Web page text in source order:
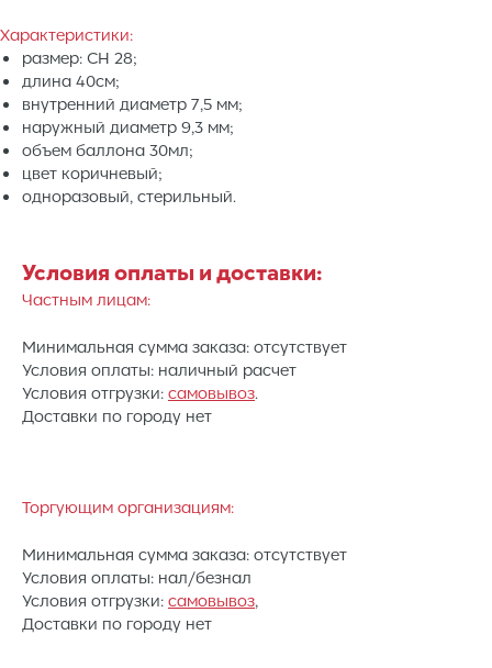
Характеристики:
размер: CH 28;
длина 40см;
внутренний диаметр 7,5 мм;
наружный диаметр 9,3 мм;
объем баллона 30мл;
цвет коричневый;
одноразовый, стерильный.
Условия оплаты и доставки:
Частным лицам:
Минимальная сумма заказа: отсутствует
Условия оплаты: наличный расчет
Условия отгрузки: самовывоз.
Доставки по городу нет
Торгующим организациям:
Минимальная сумма заказа: отсутствует
Условия оплаты: нал/безнал
Условия отгрузки: самовывоз,
Доставки по городу нет